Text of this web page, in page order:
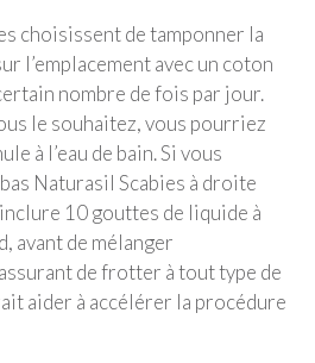
choisissent de tamponner la
l’emplacement avec un coton
nombre de fois par jour.
le souhaitez, vous pourriez
à l’eau de bain. Si vous
Naturasil Scabies à droite
10 gouttes de liquide à
avant de mélanger
de frotter à tout type de
aider à accélérer la procédure